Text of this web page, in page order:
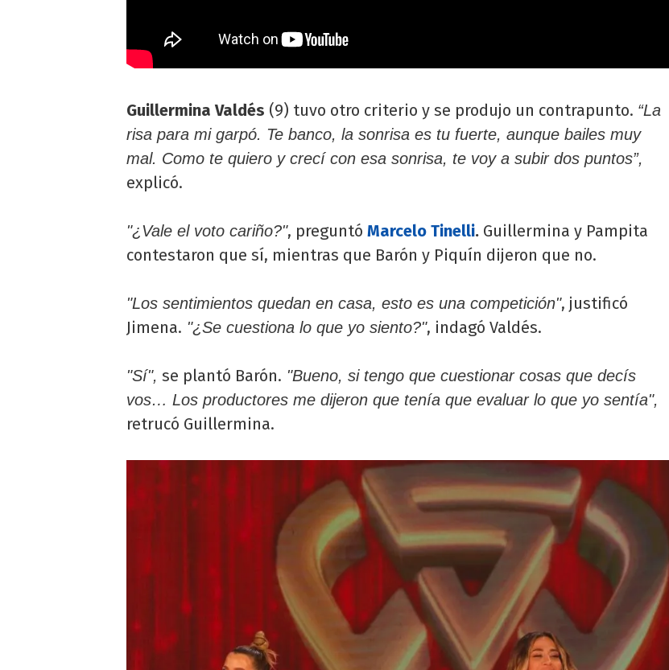
Guillermina Valdés (9) tuvo otro criterio y se produjo un contrapunto. “La
risa para mi garpó. Te banco, la sonrisa es tu fuerte, aunque bailes muy
mal. Como te quiero y crecí con esa sonrisa, te voy a subir dos puntos”,
explicó.
"¿Vale el voto cariño?", preguntó Marcelo Tinelli. Guillermina y Pampita
contestaron que sí, mientras que Barón y Piquín dijeron que no.
"Los sentimientos quedan en casa, esto es una competición", justificó
Jimena. "¿Se cuestiona lo que yo siento?", indagó Valdés.
"Sí", se plantó Barón. "Bueno, si tengo que cuestionar cosas que decís
vos… Los productores me dijeron que tenía que evaluar lo que yo sentía",
retrucó Guillermina.